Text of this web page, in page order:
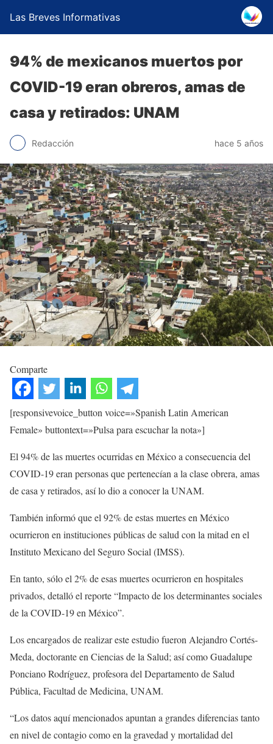
Las Breves Informativas
94% de mexicanos muertos por
COVID-19 eran obreros, amas de
casa y retirados: UNAM
Redacción hace 5 años
Comparte
[responsivevoice_button voice=»Spanish Latin American
Female» buttontext=»Pulsa para escuchar la nota»]
El 94% de las muertes ocurridas en México a consecuencia del
COVID-19 eran personas que pertenecían a la clase obrera, amas
de casa y retirados, así lo dio a conocer la UNAM.
También informó que el 92% de estas muertes en México
ocurrieron en instituciones públicas de salud con la mitad en el
Instituto Mexicano del Seguro Social (IMSS).
En tanto, sólo el 2% de esas muertes ocurrieron en hospitales
privados, detalló el reporte “Impacto de los determinantes sociales
de la COVID-19 en México”.
Los encargados de realizar este estudio fueron Alejandro Cortés-
Meda, doctorante en Ciencias de la Salud; así como Guadalupe
Ponciano Rodríguez, profesora del Departamento de Salud
Pública, Facultad de Medicina, UNAM.
“Los datos aquí mencionados apuntan a grandes diferencias tanto
en nivel de contagio como en la gravedad y mortalidad del